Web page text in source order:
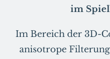
im
Im Bereich der 3D-
anisotrope